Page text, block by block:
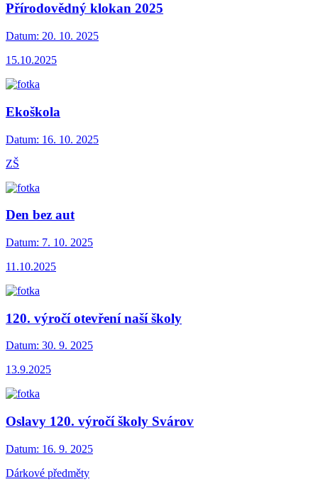
Přírodovědný klokan 2025
Datum: 20. 10. 2025
15.10.2025
Ekoškola
Datum: 16. 10. 2025
ZŠ
Den bez aut
Datum: 7. 10. 2025
11.10.2025
120. výročí otevření naší školy
Datum: 30. 9. 2025
13.9.2025
Oslavy 120. výročí školy Svárov
Datum: 16. 9. 2025
Dárkové předměty